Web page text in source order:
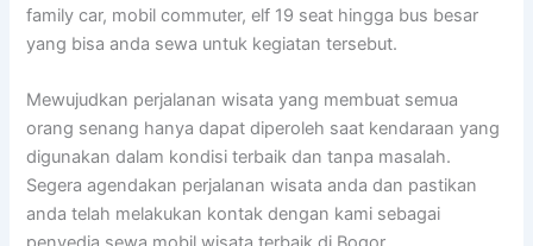
family car, mobil commuter, elf 19 seat hingga bus besar
yang bisa anda sewa untuk kegiatan tersebut.
Mewujudkan perjalanan wisata yang membuat semua
orang senang hanya dapat diperoleh saat kendaraan yang
digunakan dalam kondisi terbaik dan tanpa masalah.
Segera agendakan perjalanan wisata anda dan pastikan
anda telah melakukan kontak dengan kami sebagai